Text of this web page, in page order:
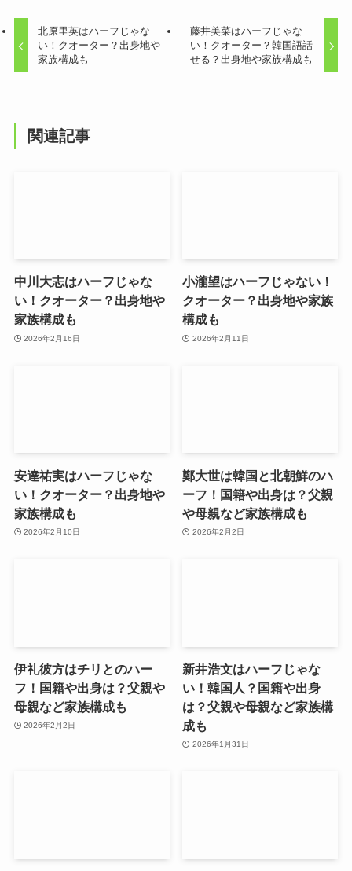
北原里英はハーフじゃな
い！クオーター？出身地や
家族構成も
藤井美菜はハーフじゃな
い！クオーター？韓国語話
せる？出身地や家族構成も
関連記事
中川大志はハーフじゃな
い！クオーター？出身地や
家族構成も
2026年2月16日
小瀧望はハーフじゃない！
クオーター？出身地や家族
構成も
2026年2月11日
安達祐実はハーフじゃな
い！クオーター？出身地や
家族構成も
2026年2月10日
鄭大世は韓国と北朝鮮のハ
ーフ！国籍や出身は？父親
や母親など家族構成も
2026年2月2日
伊礼彼方はチリとのハー
フ！国籍や出身は？父親や
母親など家族構成も
2026年2月2日
新井浩文はハーフじゃな
い！韓国人？国籍や出身
は？父親や母親など家族構
成も
2026年1月31日